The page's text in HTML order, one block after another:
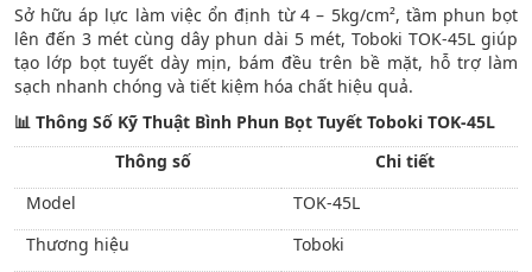
Sở hữu áp lực làm việc ổn định từ 4 – 5kg/cm², tầm phun bọt
lên đến 3 mét cùng dây phun dài 5 mét, Toboki TOK-45L giúp
tạo lớp bọt tuyết dày mịn, bám đều trên bề mặt, hỗ trợ làm
sạch nhanh chóng và tiết kiệm hóa chất hiệu quả.
📊 Thông Số Kỹ Thuật Bình Phun Bọt Tuyết Toboki TOK-45L
Thông số
Chi tiết
Model
TOK-45L
Thương hiệu
Toboki